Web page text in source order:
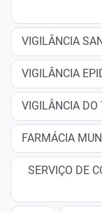
VIGILÂNCIA
VIGILÂNCIA
VIGILÂNCIA
FARMÁCIA
SERVIÇO DE